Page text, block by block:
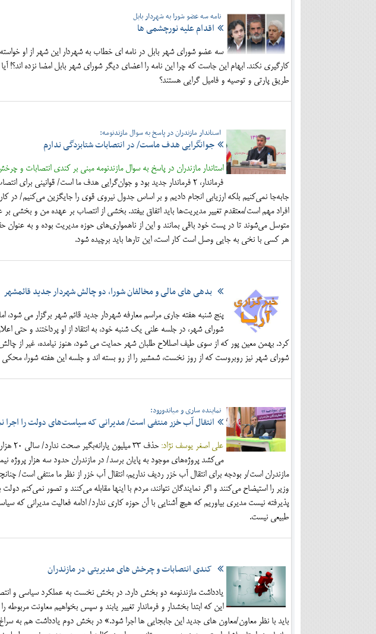
نامه سه عضو شورا به شهردار بابل
اقدام علیه نورچشمی ها
سه عضو شورای شهر بابل در نامه ای خطاب به شهردار این شهر از او
کارگیری نکند. ابهام این جاست که چرا این نامه را اعضای دیگر شورای شهر بابل امضا نزده اند؟!
طریق پارتی و توصیه و فامیل گرایی هستند؟
استاندار مازندران در پاسخ به سوال مازندنومه:
جوانگرایی هدف ماست/ در انتصابات شتابزدگی ندارم
استاندار مازندران در پاسخ به سوال مازندنومه مبنی بر کندی انتصابات
فرماندار، ۲ فرماندار جدید بود و جوان‌گرایی هدف ما است/ قوانینی
جابه‌جا نمی‌کنیم بلکه ارزیابی انجام دادیم و بر اساس جدول نیروی قوی را جایگزین می‌کنیم/
افراد مهم است/معتقدم تغییر مدیریت‌ها باید اتفاق بیفتد. بخشی از انتصاب بر عهده من و بخشی
متوسل می‌شوند تا در پست خود باقی بمانند و این از ناهمواری‌های حوزه مدیریت بوده و به
هر کسی با نخی به جایی وصل است کار است، این تارها باید برچیده شود.
بدهی های مالی و مخالفان شورا، دو چالش شهردار جدید قائمشهر
پنج شنبه هفته جاری مراسم معارفه شهردار جدید قائم شهر برگزار می شود،
شورای شهر، در جلسه علنی یک شنبه خود، به انتقاد از او پرداختند و حتی
کرد. بهمن معین پور که از سوی طیف اصللاح طلبان شهر حمایت می شود، هنوز نیامده، غیر از
شورای شهر نیز روبروست که از روز نخست، شمشیر را از رو بسته اند و جلسه این هفته شورا، محکی
نماینده ساری و میاندورود:
انتقال آب خزر منتفی است/ مدیرانی که سیاست‌های دولت را اجرا
علی اصغر یوسف نژاد:
مازندران است/ر بودجه برای انتقال آب خزر ردیف نداریم، انتقال آب خزر از نظر ما منتفی است/
وزیر را استیضاح می‌کنند و اگر نمایندگان نتوانند، مردم با اینها مقابله می‌کنند و تصور نمی‌کنم
پذیرفته نیست مدیری بیاوریم که هیچ آشنایی با آن حوزه کاری ندارد/ ادامه فعالیت مدیرانی که
طبیعی نیست.
کندی انتصابات و چرخش های مدیریتی در مازندران
یادداشت مازندنومه دو بخش دارد. در بخش نخست به عملکرد سیاسی و
این که ابتدا بخشدار و فرماندار تغییر یابند و سپس بخواهیم معاونت
باید با نظر معاون/معاون های جدید این جابجایی ها اجرا شود.» در بخش دوم یادداشت هم به